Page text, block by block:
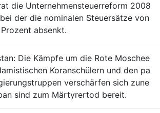
die Unternehmensteuerreform 2008
der die nominalen Steuersätze von
absenkt.
Die Kämpfe um die Rote Moschee
Koranschülern und den pa
verschärfen sich zune
sind zum Märtyrertod bereit.